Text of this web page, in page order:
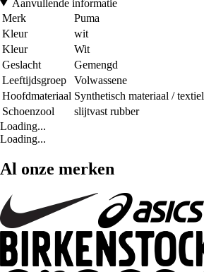
Aanvullende informatie
Merk
Puma
Kleur
wit
Kleur
Wit
Geslacht
Gemengd
Leeftijdsgroep
Volwassene
Hoofdmateriaal Synthetisch materiaal / textiel
Schoenzool
slijtvast rubber
Loading...
Loading...
Al onze merken